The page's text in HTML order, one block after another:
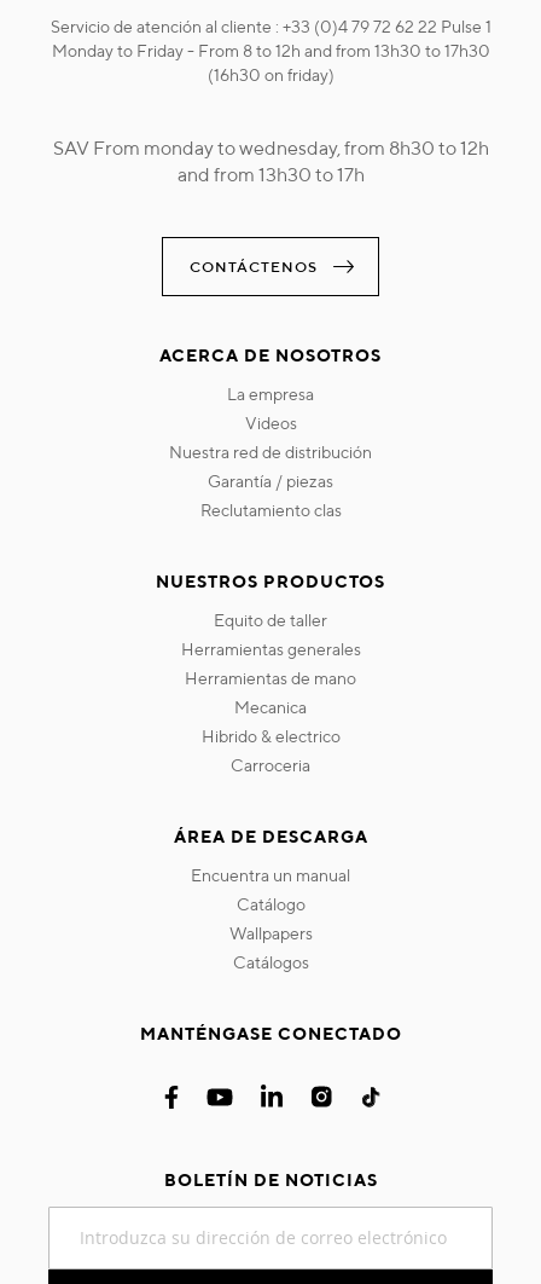
Servicio de atención al cliente : +33 (0)4 79 72 62 22 Pulse 1
Monday to Friday - From 8 to 12h and from 13h30 to 17h30
(16h30 on friday)
SAV From monday to wednesday, from 8h30 to 12h
and from 13h30 to 17h
CONTÁCTENOS
ACERCA DE NOSOTROS
la empresa
videos
nuestra red de distribución
garantía / piezas
reclutamiento clas
NUESTROS PRODUCTOS
equito de taller
herramientas generales
herramientas de mano
mecanica
hibrido & electrico
carroceria
ÁREA DE DESCARGA
encuentra un manual
catálogo
wallpapers
catálogos
MANTÉNGASE CONECTADO
BOLETÍN DE NOTICIAS
nuestro